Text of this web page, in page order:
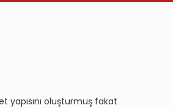
yapısını oluşturmuş fakat